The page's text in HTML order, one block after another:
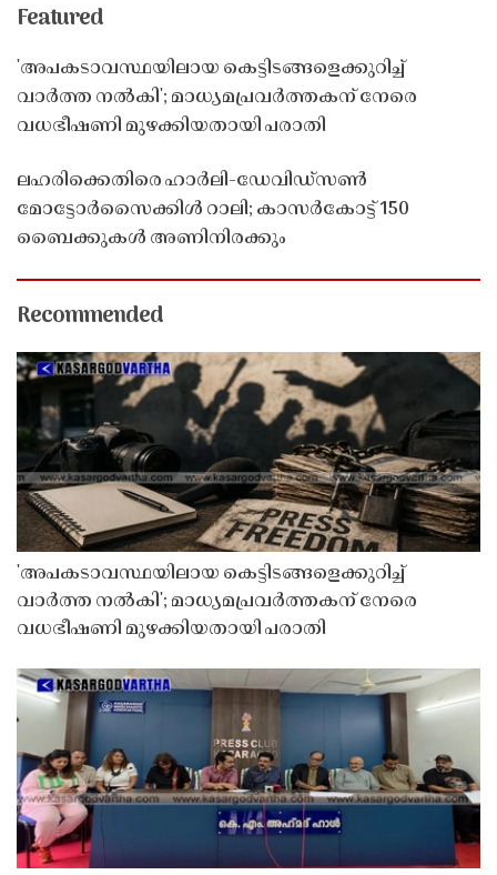
Featured
'അപകടാവസ്ഥയിലായ കെട്ടിടങ്ങളെക്കുറിച്ച്
വാർത്ത നൽകി'; മാധ്യമപ്രവർത്തകന് നേരെ
വധഭീഷണി മുഴക്കിയതായി പരാതി
ലഹരിക്കെതിരെ ഹാർലി-ഡേവിഡ്‌സൺ
മോട്ടോർസൈക്കിൾ റാലി; കാസർകോട്ട് 150
ബൈക്കുകൾ അണിനിരക്കും
Recommended
'അപകടാവസ്ഥയിലായ കെട്ടിടങ്ങളെക്കുറിച്ച്
വാർത്ത നൽകി'; മാധ്യമപ്രവർത്തകന് നേരെ
വധഭീഷണി മുഴക്കിയതായി പരാതി